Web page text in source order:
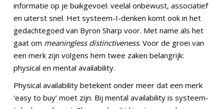
informatie op je buikgevoel: veelal onbewust, associatief
en uiterst snel. Het systeem-I-denken komt ook in het
gedachtegoed van Byron Sharp voor. Met name als het
gaat om meaningless distinctiveness. Voor de groei van
een merk zijn volgens hem twee zaken belangrijk:
physical en mental availability.
Physical availability betekent onder meer dat een merk
‘easy to buy’ moet zijn. Bij mental availability is systeem-